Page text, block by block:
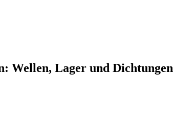
Wellen, Lager und Dichtungen